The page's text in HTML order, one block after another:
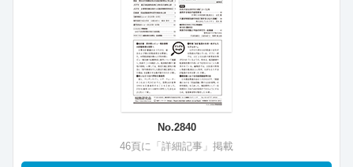
No.2840
46頁に「詳細記事」掲載